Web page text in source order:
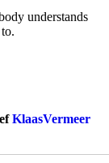
understands
KlaasVermeer